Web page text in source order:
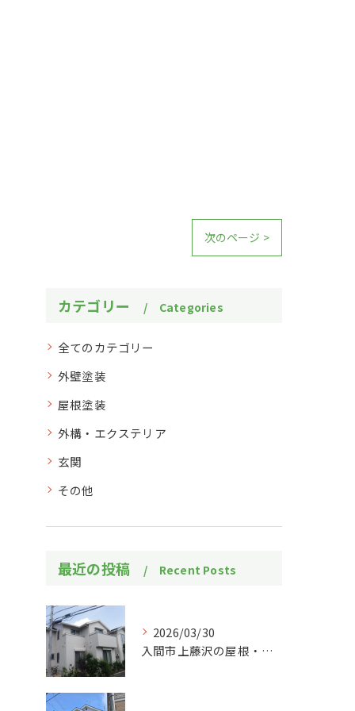
次のページ >
カテゴリー Categories
全てのカテゴリー
外壁塗装
屋根塗装
外構・エクステリア
玄関
その他
最近の投稿 Recent Posts
2026/03/30
入間市上藤沢の屋根・外壁塗装工事施工事例